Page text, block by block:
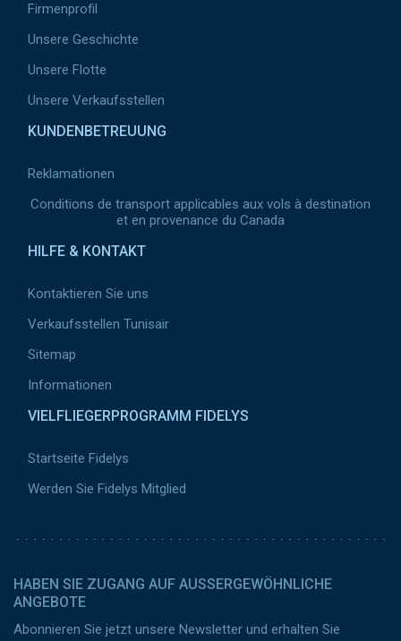
Firmenprofil
Unsere Geschichte
Unsere Flotte
Unsere Verkaufsstellen
KUNDENBETREUUNG
Reklamationen
Conditions de transport applicables aux vols à destination
et en provenance du Canada
HILFE & KONTAKT
Kontaktieren Sie uns
Verkaufsstellen Tunisair
Sitemap
Informationen
VIELFLIEGERPROGRAMM FIDELYS
Startseite Fidelys
Werden Sie Fidelys Mitglied
HABEN SIE ZUGANG AUF AUSSERGEWÖHNLICHE A
NGEBOTE
Abonnieren Sie jetzt unsere Newsletter und erhalten Sie